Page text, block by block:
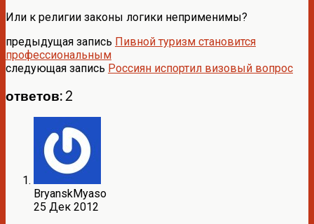
Или к религии законы логики неприменимы?
предыдущая запись Пивной туризм становится
профессиональным
следующая запись Россиян испортил визовый вопрос
ответов: 2
BryanskMyaso
25 Дек 2012